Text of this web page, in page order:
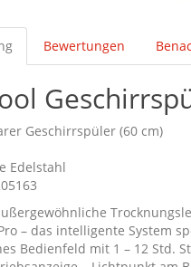
Bewertungen
Geschirrspüler (60 cm)
Edelstahl
– das intelligente System
Bedienfeld mit 1 – 12 Std.